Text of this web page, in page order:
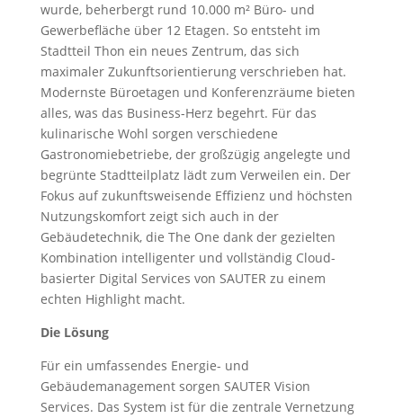
wurde, beherbergt rund 10.000 m² Büro- und
Gewerbefläche über 12 Etagen. So entsteht im
Stadtteil Thon ein neues Zentrum, das sich
maximaler Zukunftsorientierung verschrieben hat.
Modernste Büroetagen und Konferenzräume bieten
alles, was das Business-Herz begehrt. Für das
kulinarische Wohl sorgen verschiedene
Gastronomiebetriebe, der großzügig angelegte und
begrünte Stadtteilplatz lädt zum Verweilen ein. Der
Fokus auf zukunftsweisende Effizienz und höchsten
Nutzungskomfort zeigt sich auch in der
Gebäudetechnik, die The One dank der gezielten
Kombination intelligenter und vollständig Cloud-
basierter Digital Services von SAUTER zu einem
echten Highlight macht.
Die Lösung
Für ein umfassendes Energie- und
Gebäudemanagement sorgen SAUTER Vision
Services. Das System ist für die zentrale Vernetzung